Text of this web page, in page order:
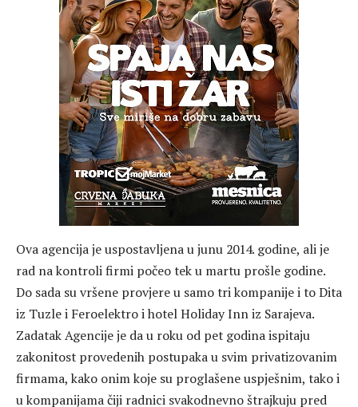
Ova agencija je uspostavljena u junu 2014. godine, ali je
rad na kontroli firmi počeo tek u martu prošle godine.
Do sada su vršene provjere u samo tri kompanije i to Dita
iz Tuzle i Feroelektro i hotel Holiday Inn iz Sarajeva.
Zadatak Agencije je da u roku od pet godina ispitaju
zakonitost provedenih postupaka u svim privatizovanim
firmama, kako onim koje su proglašene uspješnim, tako i
u kompanijama čiji radnici svakodnevno štrajkuju pred